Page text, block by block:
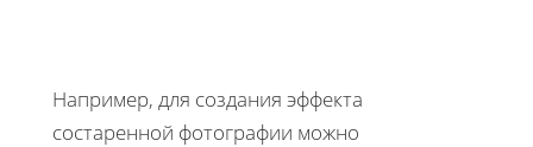
Например, для создания эффекта
состаренной фотографии можно